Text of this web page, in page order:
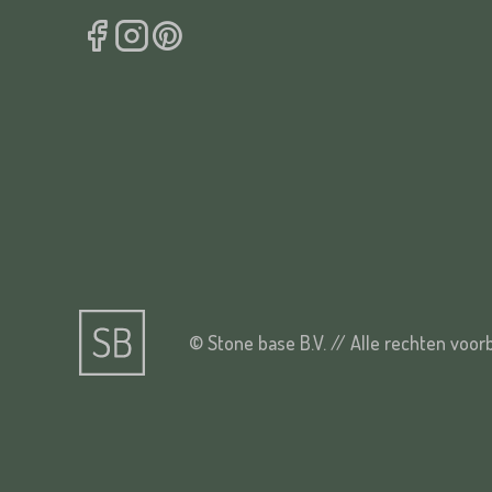
© Stone base B.V. // Alle rechten